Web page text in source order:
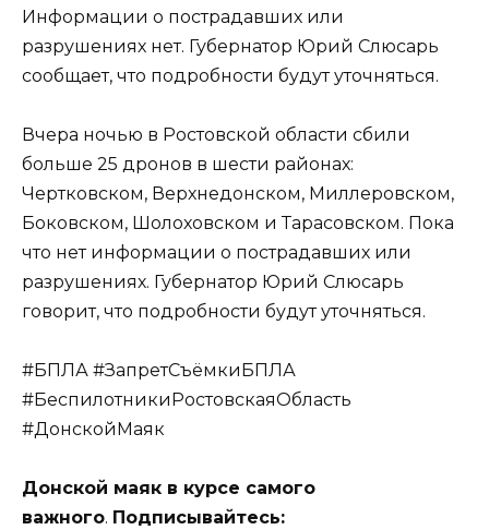
Информации о пострадавших или
разрушениях нет. Губернатор Юрий Слюсарь
сообщает, что подробности будут уточняться.
Вчера ночью в Ростовской области сбили
больше 25 дронов в шести районах:
Чертковском, Верхнедонском, Миллеровском,
Боковском, Шолоховском и Тарасовском. Пока
что нет информации о пострадавших или
разрушениях. Губернатор Юрий Слюсарь
говорит, что подробности будут уточняться.
#БПЛА #ЗапретСъёмкиБПЛА
#БеспилотникиРостовскаяОбласть
#ДонскойМаяк
Донской маяк в курсе самого
важного. Подписывайтесь: